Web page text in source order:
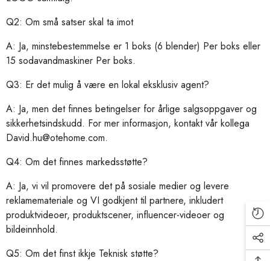
Q2: Om små satser skal ta imot
A: Ja, minstebestemmelse er 1 boks (6 blender) Per boks eller
15 sodavandmaskiner Per boks.
Q3: Er det mulig å være en lokal eksklusiv agent?
A: Ja, men det finnes betingelser for årlige salgsoppgaver og
sikkerhetsindskudd. For mer informasjon, kontakt vår kollega
David.hu@otehome.com.
Q4: Om det finnes markedsstøtte?
A: Ja, vi vil promovere det på sosiale medier og levere
reklamemateriale og VI godkjent til partnere, inkludert
produktvideoer, produktscener, influencer-videoer og
bildeinnhold.
Q5: Om det finst ikkje Teknisk støtte?